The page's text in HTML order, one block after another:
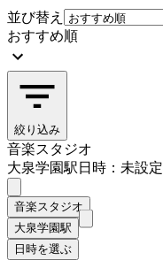
並び替え
おすすめ順
絞り込み
音楽スタジオ
大泉学園駅日時：未設定
音楽スタジオ
大泉学園駅
日時を選ぶ